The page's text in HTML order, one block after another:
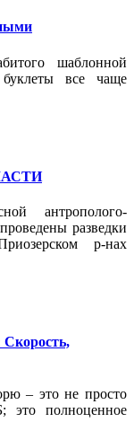
шаблонной
все чаще
антрополого-
разведки
р-нах
– это не просто
полноценное